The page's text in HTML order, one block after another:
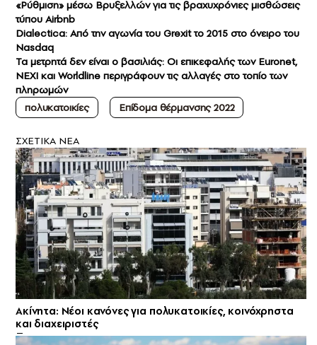
«Ρύθμιση» μέσω Βρυξελλών για τις βραχυχρόνιες μισθώσεις
τύπου Airbnb
Dialectica: Από την αγωνία του Grexit το 2015 στο όνειρο του
Nasdaq
Τα μετρητά δεν είναι ο βασιλιάς: Οι επικεφαλής των Euronet,
NEXI και Worldline περιγράφουν τις αλλαγές στο τοπίο των
πληρωμών
πολυκατοικίες
Επίδομα θέρμανσης 2022
ΣXETIKA NEA
Ακίνητα: Νέοι κανόνες για πολυκατοικίες, κοινόχρηστα
και διαχειριστές